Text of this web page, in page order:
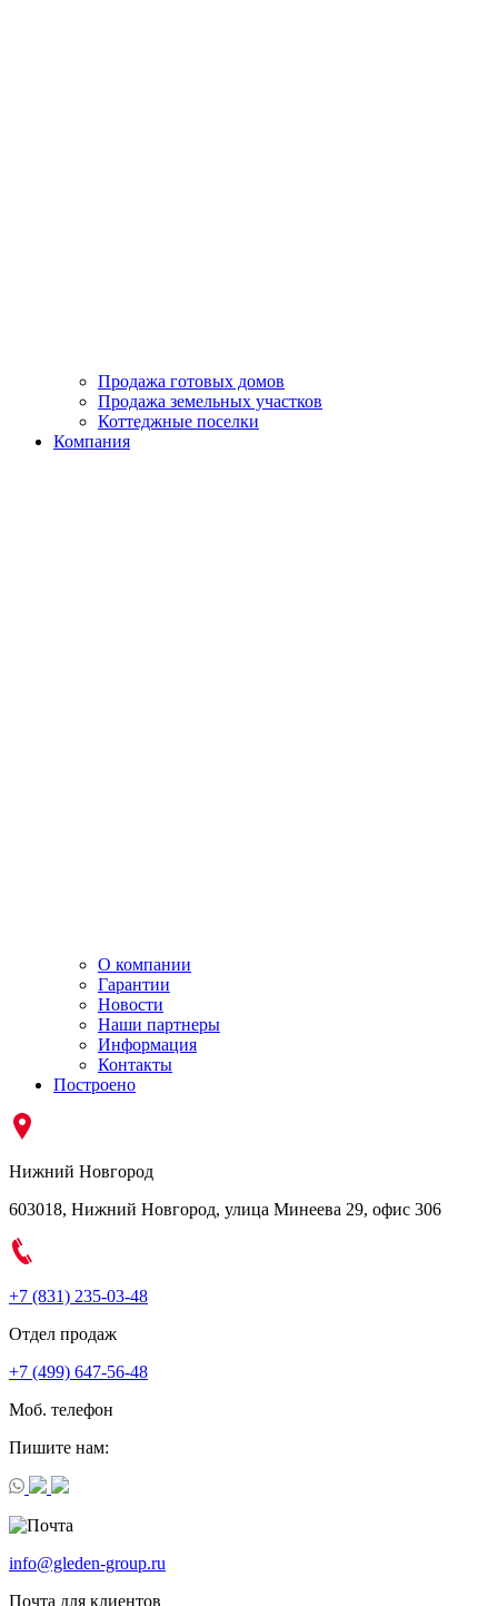
Продажа готовых домов
Продажа земельных участков
Коттеджные поселки
Компания
О компании
Гарантии
Новости
Наши партнеры
Информация
Контакты
Построено
Нижний Новгород
603018, Нижний Новгород, улица Минеева 29, офис 306
+7 (831) 235-03-48
Отдел продаж
+7 (499) 647-56-48
Моб. телефон
Пишите нам:
info@gleden-group.ru
Почта для клиентов